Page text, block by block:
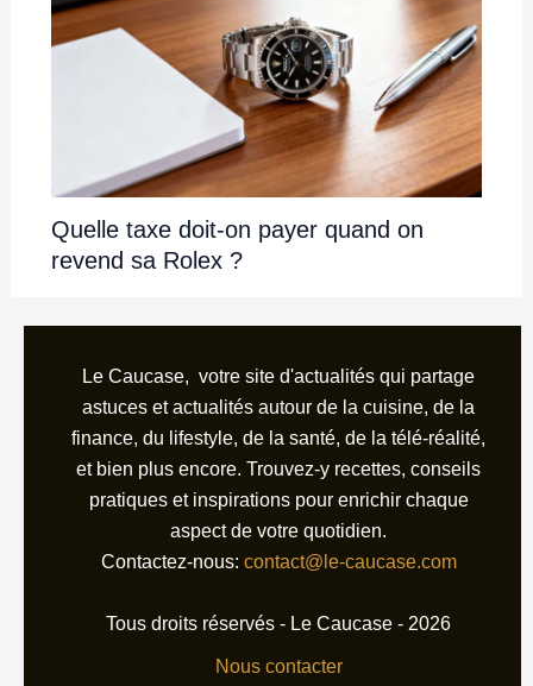
Quelle taxe doit-on payer quand on
revend sa Rolex ?
Le Caucase, votre site d'actualités qui partage
astuces et actualités autour de la cuisine, de la
finance, du lifestyle, de la santé, de la télé-réalité,
et bien plus encore. Trouvez-y recettes, conseils
pratiques et inspirations pour enrichir chaque
aspect de votre quotidien.
Contactez-nous: contact@le-caucase.com
Tous droits réservés - Le Caucase - 2026
Nous contacter